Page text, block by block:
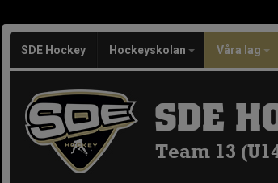
SDE Hockey Hockeyskolan Våra lag
SDE
Team 13